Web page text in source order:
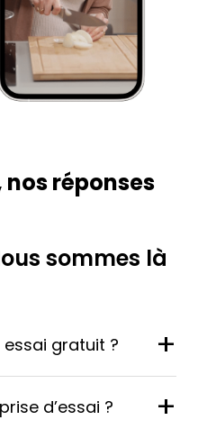
réponses
sommes là
gratuit ? +
d’essai ? +